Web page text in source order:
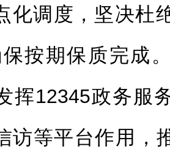
化调度，坚决杜
按期保质完成
挥12345政务服
访等平台作用，